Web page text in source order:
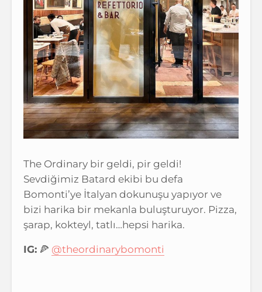
The Ordinary bir geldi, pir geldi!
Sevdiğimiz Batard ekibi bu defa
Bomonti’ye İtalyan dokunuşu yapıyor ve
bizi harika bir mekanla buluşturuyor. Pizza,
şarap, kokteyl, tatlı…hepsi harika.
IG: 🍕 @theordinarybomonti